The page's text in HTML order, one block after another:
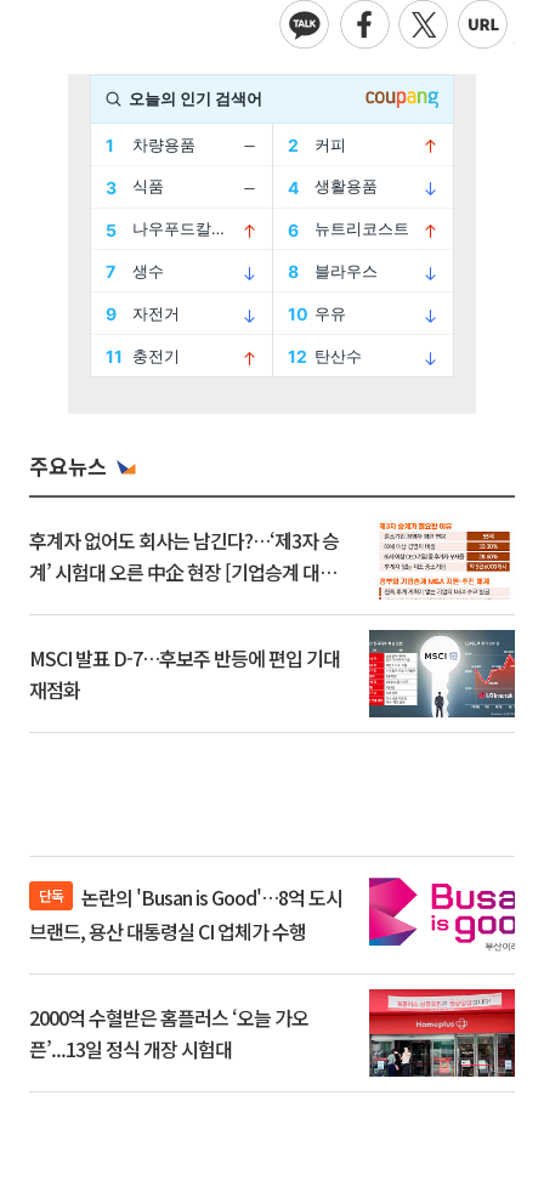
주요뉴스
후계자 없어도 회사는 남긴다?…‘제3자 승
계’ 시험대 오른 中企 현장 [기업승계 대전
MSCI 발표 D-7…후보주 반등에 편입 기대
재점화
단독
브랜드, 용산 대통령실 CI 업체가 수행
2000억 수혈받은 홈플러스 ‘오늘 가오
픈’...13일 정식 개장 시험대